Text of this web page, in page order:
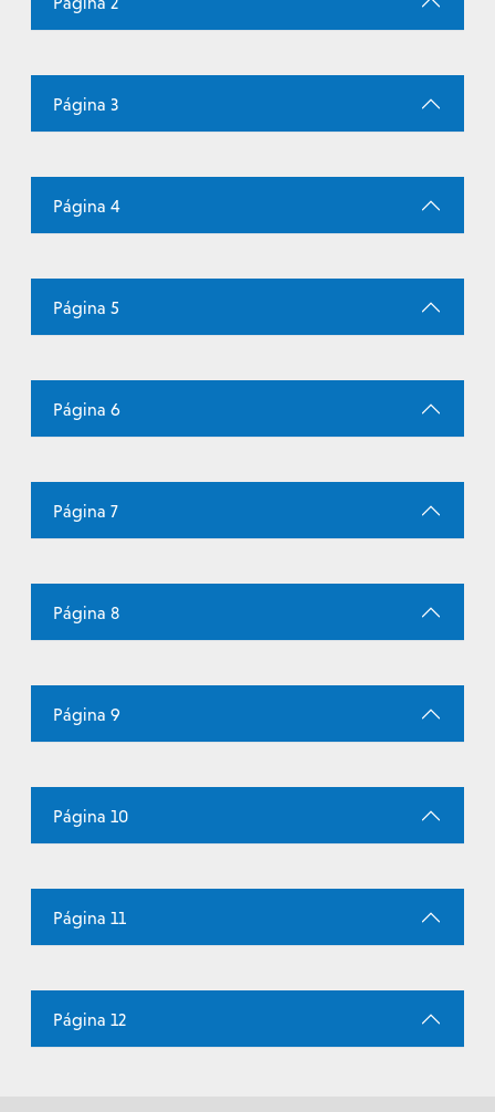
Página 3
Página 4
Página 5
Página 6
Página 7
Página 8
Página 9
Página 10
Página 11
Página 12